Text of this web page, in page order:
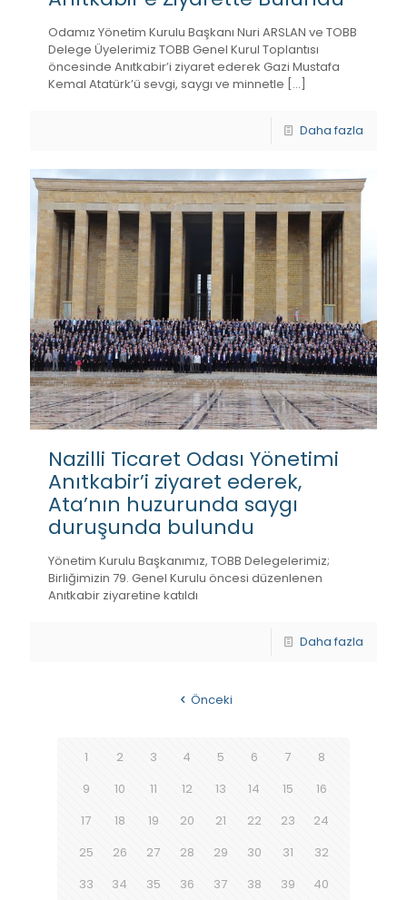
Odamız Yönetim Kurulu Başkanı Nuri ARSLAN ve TOBB
Delege Üyelerimiz TOBB Genel Kurul Toplantısı
öncesinde Anıtkabir’i ziyaret ederek Gazi Mustafa
Kemal Atatürk’ü sevgi, saygı ve minnetle […]
Daha fazla
Nazilli Ticaret Odası Yönetimi
Anıtkabir’i ziyaret ederek,
Ata’nın huzurunda saygı
duruşunda bulundu
Yönetim Kurulu Başkanımız, TOBB Delegelerimiz;
Birliğimizin 79. Genel Kurulu öncesi düzenlenen
Anıtkabir ziyaretine katıldı
Daha fazla
Önceki
1 2 3 4 5 6 7
8
9
10 11 12 13 14 15
16
17
18 19 20 21 22 23
24
25
26 27 28 29 30 31
32
33
34 35 36 37 38 39
40